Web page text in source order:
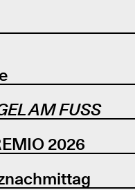
AM FUSS
2026